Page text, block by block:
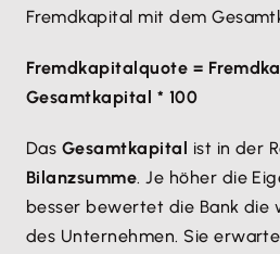
Fremdkapital mit dem
Fremdkapitalquote =
Gesamtkapital * 100
Das Gesamtkapital ist in der
Bilanzsumme. Je höher die
besser bewertet die Bank die
des Unternehmen. Sie